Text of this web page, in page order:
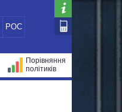
РОС
Порівняння
політиків